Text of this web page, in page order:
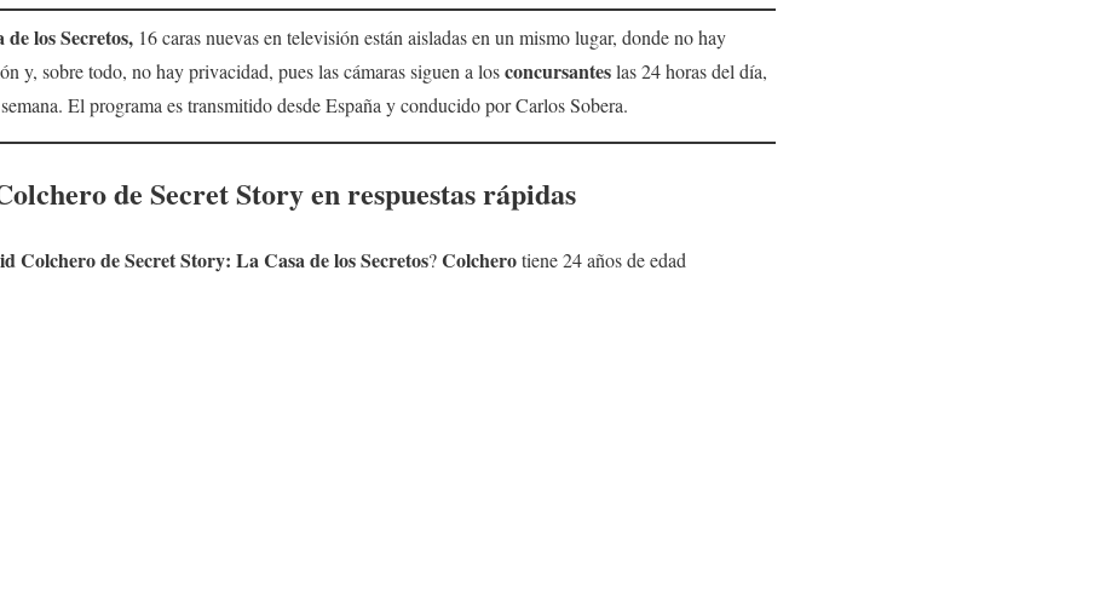
los Secretos, 16 caras nuevas en televisión están aisladas en un mismo lugar, donde no hay
y, sobre todo, no hay privacidad, pues las cámaras siguen a losconcursanteslas 24 horas del día,
El programa es transmitido desde España y conducido por Carlos Sobera.
de Secret Storyen respuestas rápidas
Colcherode Secret Story: La Casa de los Secretos?Colcherotiene 24 años de edad